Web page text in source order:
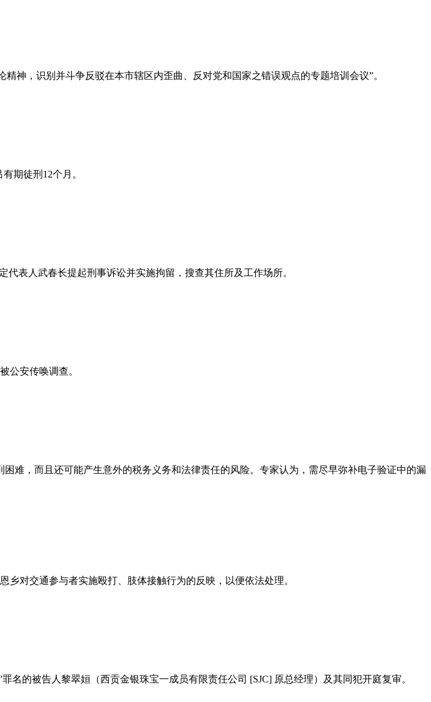
神，识别并斗争反驳在本市辖区内歪曲、反对党和国家之错误观点的专题培训会议”。
期徒刑12个月。
表人武春长提起刑事诉讼并实施拘留，搜查其住所及工作场所。
公安传唤调查。
难，而且还可能产生意外的税务义务和法律责任的风险。专家认为，需尽早弥补电子验证中的漏
对交通参与者实施殴打、肢体接触行为的反映，以便依法处理。
的被告人黎翠姮（西贡金银珠宝一成员有限责任公司 [SJC] 原总经理）及其同犯开庭复审。